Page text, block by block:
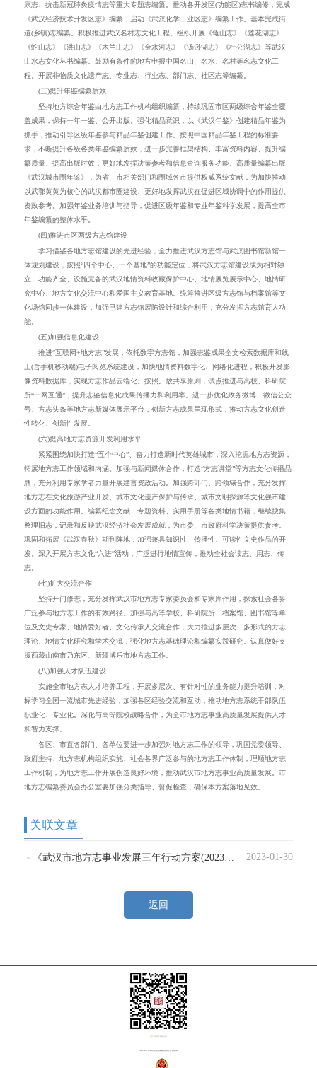
康志 、抗击新冠肺炎疫情志等重大专题志编纂 。推动各开发区(功能区)志书编修，完成
《武汉经济技术开发区志》编纂 ，启动《武汉化学工业区志》编纂工作 。基本完成街
道(乡镇)志编纂 。积极推进武汉名村志文化工程 。组织开展《龟山志》《莲花湖志》
《蛇山志》
《洪山志》《木兰山志》《金水河志》《汤逊湖志》《杜公湖志》等武汉
山水志文化丛书编纂 。鼓励有条件的地方申报中国名山、名水、名村等名志文化工
程
。开展非物质文化遗产志 、专业志、行业志、部门志、社区志等编纂。
(三)提升年鉴编纂质效
坚持地方综合年鉴由地方志工作机构组织编纂，持续巩固市区两级综合年鉴全覆
盖成果，保持一年一鉴、公开出版
。强化精品意识，
以《武汉年鉴》创建精品年鉴为
抓手，推动引导区级年鉴参与精品年鉴创建工作 。按照中国精品年鉴工程的标准要
求，不断提升各级各类年鉴编纂质效 ，进一步完善框架结构、丰富资料内容、提升编
纂质量、提高出版时效 ，更好地发挥决策参考和信息查询服务功能 。高质量编纂出版
《武汉城市圈年鉴》，为省、市相关部门和圈域各市提供权威系统文献 ，为加快推动
以武鄂黄黄为核心的武汉都市圈建设、更好地发挥武汉在促进区域协调中的作用提供
资政参考 。加强年鉴业务培训与指导，促进区级年鉴和专业年鉴科学发展，提高全市
年鉴编纂的整体水平。
(四)推进市区两级方志馆建设
学习借鉴各地方志馆建设的先进经验，全力推进武汉方志馆与武汉图书馆新馆一
体规划建设，按照“四个中心、一个基地”的功能定位，将武汉方志馆建设成为相对独
立、功能齐全、设施完备的武汉地情资料收藏保护中心、地情展览展示中心、地情研
究中心、地方文化交流中心和爱国主义教育基地。统筹推进区级方志馆与档案馆等文
化场馆同步一体建设
加强已建方志馆展陈设计和综合利用，充分发挥方志馆育人功
能。
(五)加强信息化建设
推进“互联网+地方志”发展 ，依托数字方志馆
加强志鉴成果全文检索数据库和线
上(含手机移动端)电子阅览系统建设，加快地情资料数字化
网络化进程，积极开发影
像资料数据库 ，实现方志作品云端化 。按照开放共享原则，试点推进与高校、科研院
所“一网互通” ，提升志鉴信息化成果传播力和利用率 。进一步优化政务微博、微信公众
号、方志头条等地方志新媒体展示平台，创新方志成果呈现形式 ，推动方志文化创造
性转化 、创新性发展。
(六)提高地方志资源开发利用水平
紧紧围绕加快打造“五个中心”、奋力打造新时代英雄城市，深入挖掘地方志资源，
拓展地方志工作领域和内涵。 加强与新闻媒体合作 ，打造“方志讲堂”等方志文化传播品
牌，充分利用专家学者力量开展建言资政活动。加强跨部门、跨领域合作，充分发挥
地方志在文化旅游产业开发、城市文化遗产保护与传承
、城市文明探源等文化强市建
设方面的功能作用。编纂纪念文献、专题资料、实用手册等各类地情书籍 ，继续搜集
整理旧志 ，记录和反映武汉经济社会发展成就 ，为市委、市政府科学决策提供参考
巩固和拓展《武汉春秋》期刊阵地，加强兼具知识性、传播性、可读性文史作品的开
发。深入开展方志文化“六进”活动 ，广泛进行地情宣传，推动全社会读志、用志、传
志。
(七)扩大交流合作
坚持开门修志，充分发挥武汉市地方志专家委员会和专家库作用，探索社会各界
广泛参与地方志工作的有效路径。加强与高等学校、科研院所、档案馆 、图书馆等单
位及文史专家、地情爱好者、文化传承人交流合作
大力推进多层次、多形式的方志
理论、地情文化研究和学术交流，强化地方志基础理论和编纂实践研究 。认真做好支
援西藏山南市乃东区 、新疆博乐市地方志工作。
(八)加强人才队伍建设
实施全市地方志人才培养工程，开展多层次、有针对性的业务能力提升培训，对
标学习全国一流城市先进经验，加强各区经验交流和互动，推动地方志系统干部队伍
职业化、专业化。深化与高等院校战略合作，为全市地方志事业高质量发展提供人才
和智力支撑。
各区、市直各部门、各单位要进一步加强对地方志工作的领导，巩固党委领导、
政府主持、地方志机构组织实施、社会各界广泛参与的地方志工作体制，理顺地方志
工作机制，为地方志工作开展创造良好环境，推动武汉市地方志事业高质量发展。市
地方志编纂委员会办公室要加强分类指导、督促检查，确保本方案落地见效。
关联文章
2023-01-30
返回
关注“方志武汉”微信公众号
Copyright@ 2018 武汉市地方志编纂委员会办公室 版权所有